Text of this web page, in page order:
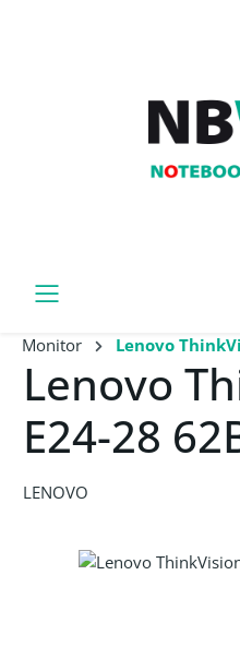
Monitor Lenovo
Lenovo
E24-28
LENOVO
Bildergalerie überspringen